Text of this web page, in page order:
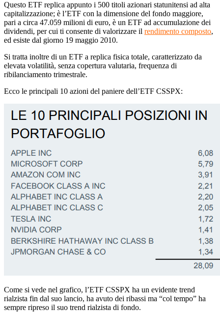
Questo ETF replica appunto i 500 titoli azionari statunitensi ad alta
capitalizzazione; è l’ETF con la dimensione del fondo maggiore,
pari a circa 47.059 milioni di euro, è un ETF ad accumulazione dei
dividendi, per cui ti consente di valorizzare il rendimento composto,
ed esiste dal giorno 19 maggio 2010.
Si tratta inoltre di un ETF a replica fisica totale, caratterizzato da
elevata volatilità, senza copertura valutaria, frequenza di
ribilanciamento trimestrale.
Ecco le principali 10 azioni del paniere dell’ETF CSSPX:
Come si vede nel grafico, l’ETF CSSPX ha un evidente trend
rialzista fin dal suo lancio, ha avuto dei ribassi ma “col tempo” ha
sempre ripreso il suo trend rialzista di fondo.